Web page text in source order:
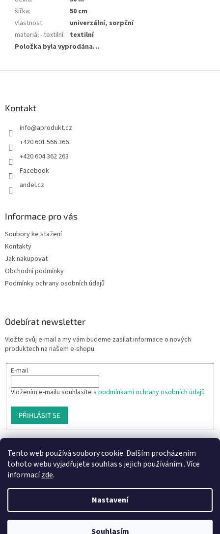
Tento web používá soubory cookie. Dalším procházením
tohoto webu vyjadřujete souhlas s jejich používáním.. Více
informacízde.
Nastavení
Souhlasím
šířka:
50 cm
vlastnost:
univerzální, sorpční
materiál - textilní: textilní
Položka byla vyprodána…
Kontakt
info@aprodukt.cz
+420 601 566 366
+420 604 362 263
Facebook
andel.cz
Informace pro vás
Soubory ke stažení
Kontakty
Jak nakupovat
Obchodní podmínky
Podmínky ochrany osobních údajů
Odebírat newsletter
Vložte svůj e-mail a my vám budeme zasílat informace o nových
produktech na našem e-shopu.
E-mail
Vložením e-mailu souhlasíte s podmínkami ochrany osobních údajů
PŘIHLÁSIT SE
Vytvořil Shoptet
Aprodukt.cz. Všechna práva vyhrazena.